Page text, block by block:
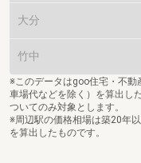
大分
竹中
※このデータはgoo住宅・不動
車場代などを除く）を算出し
ついてのみ対象とします。
※周辺駅の価格相場は築20年
を算出したものです。